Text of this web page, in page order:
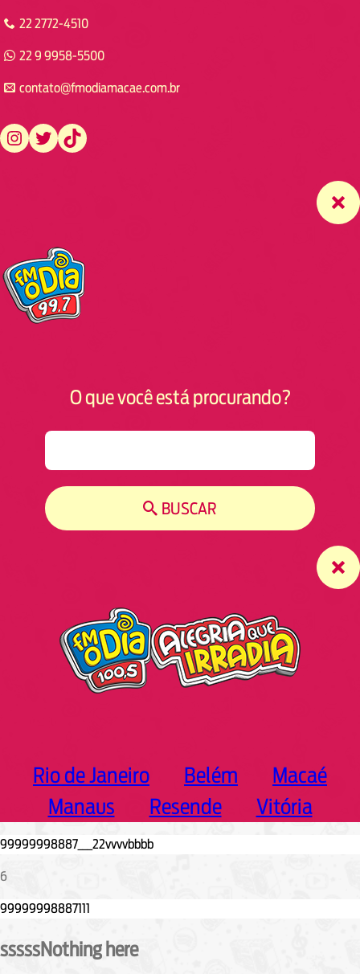
22 2772-4510
22 9 9958-5500
contato@fmodiamacae.com.br
https://www.instagram.com/fmodia.macae/ https://twitter.com/fmodia.macae/ https://www.tiktok.com/@fmodia.macae
O que você está procurando?
BUSCAR
Rio de Janeiro Belém
Macaé
Manaus
Resende Vitória
6
sssssNothing here